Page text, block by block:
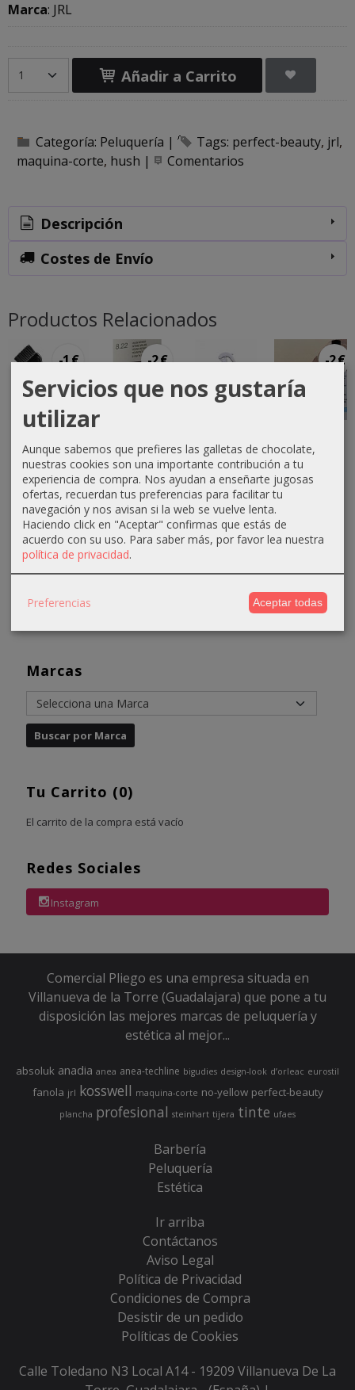
Marcas
Tu Carrito (0)
El carrito de la compra está vacío
Redes Sociales
Instagram
Marca: JRL
Añadir a Carrito
Categoría: Peluquería | Tags: perfect-beauty jrl
maquina-corte hush | Comentarios
Descripción
Costes de Envío
Productos Relacionados
-1 €
negra
ancha
1,50 €
2,50 €
-2 €
Equium
N8.22
Violin
Intenso...
4,31 €
6,61 €
protector
termico
175ml
Anea...
3,67 €
-2 €
Castaño
Oscuro
Color
6,13 €
Comercial Pliego es una empresa situada en
Villanueva de la Torre (Guadalajara) que pone a tu
disposición las mejores marcas de peluquería y
estética al mejor...
absoluk anadia anea anea-techline bigudies design-look d’orleac eurostil
fanola jrl kosswell maquina-corte no-yellow perfect-beauty
plancha profesional steinhart tijera tinte ufaes
Barbería
Peluquería
Estética
Ir arriba
Contáctanos
Aviso Legal
Política de Privacidad
Condiciones de Compra
Desistir de un pedido
Políticas de Cookies
Calle Toledano N3 Local A14 - 19209 Villanueva De La
Servicios que nos gustaría
utilizar
Aunque sabemos que prefieres las galletas de chocolate,
nuestras cookies son una importante contribución a tu
experiencia de compra. Nos ayudan a enseñarte jugosas
ofertas, recuerdan tus preferencias para facilitar tu
navegación y nos avisan si la web se vuelve lenta.
Haciendo click en "Aceptar" confirmas que estás de
acuerdo con su uso. Para saber más, por favor lea nuestra
política de privacidad.
Preferencias Aceptar todas